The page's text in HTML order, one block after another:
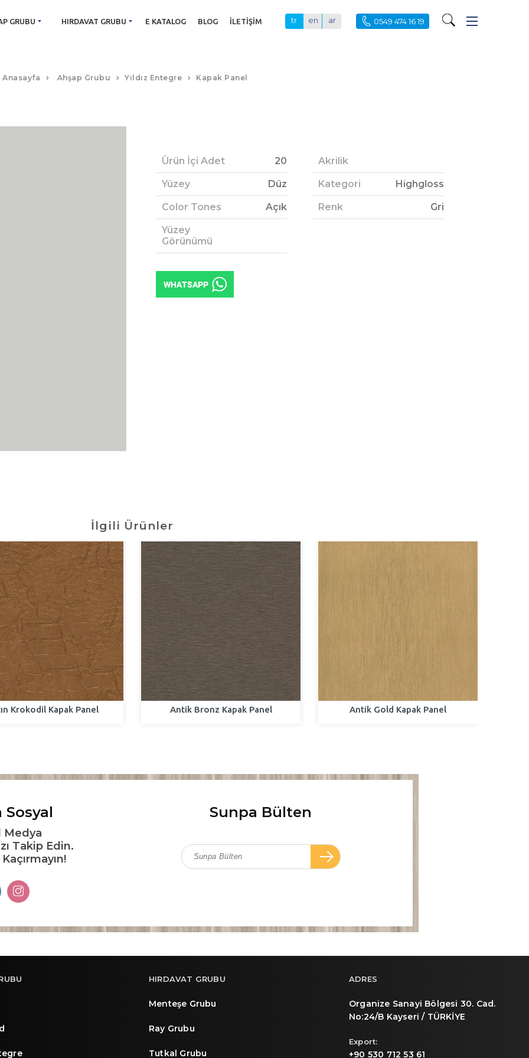
GRUBU HIRDAVAT GRUBU E KATALOG BLOG İLETIŞIM tr en ar 0549 474 16 19
Anasayfa Ahşap Grubu Yıldız Entegre Kapak Panel
Ürün İçi Adet 20 Akrilik
Yüzey Düz Kategori Highgloss
Color Tones Açık Renk Gri
Yüzey
Görünümü
İlgili Ürünler
Krokodil Kapak Panel Antik Bronz Kapak Panel Antik Gold Kapak Panel
Sosyal
Medya
Takip Edin.
Sunpa Bülten
HIRDAVAT GRUBU
Menteşe Grubu
Ray Grubu
Tutkal Grubu
ADRES
Organize Sanayi Bölgesi 30. Cad.
No:24/B Kayseri / TÜRKİYE
Export:
+90 530 712 53 61